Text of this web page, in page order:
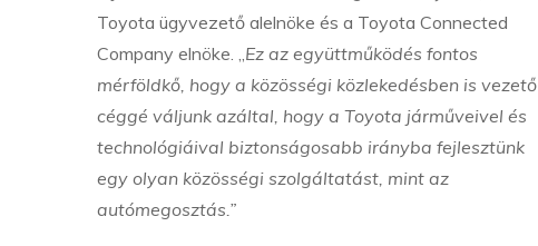
Toyota ügyvezető alelnöke és a Toyota Connected
Company elnöke. „Ez az együttműködés fontos
mérföldkő, hogy a közösségi közlekedésben is vezető
céggé váljunk azáltal, hogy a Toyota járműveivel és
technológiáival biztonságosabb irányba fejlesztünk
egy olyan közösségi szolgáltatást, mint az
autómegosztás.”